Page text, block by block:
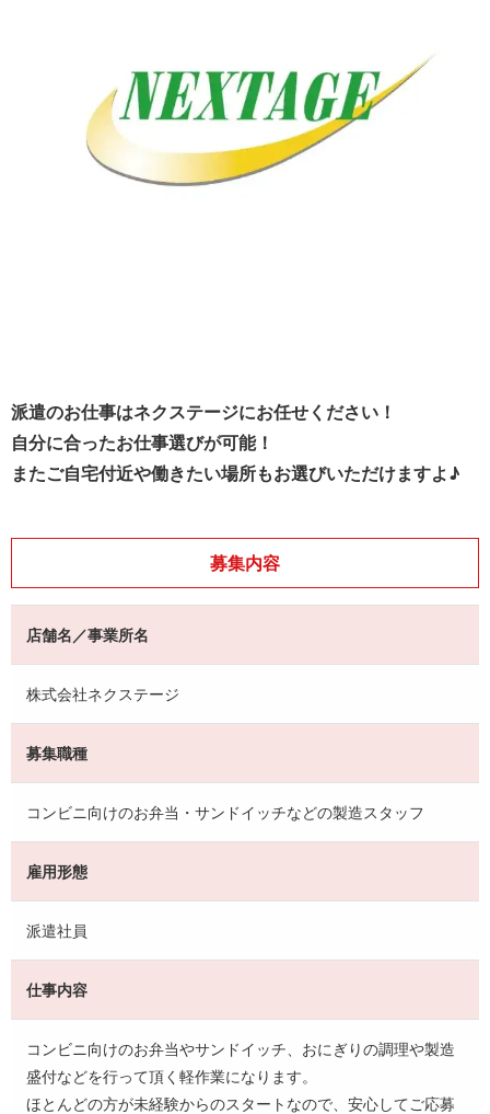
派遣のお仕事はネクステージにお任せください！
自分に合ったお仕事選びが可能！
またご自宅付近や働きたい場所もお選びいただけますよ♪
募集内容
店舗名／事業所名
株式会社ネクステージ
募集職種
コンビニ向けのお弁当・サンドイッチなどの製造スタッフ
雇用形態
派遣社員
仕事内容
コンビニ向けのお弁当やサンドイッチ、おにぎりの調理や製造
盛付などを行って頂く軽作業になります。
ほとんどの方が未経験からのスタートなので、安心してご応募